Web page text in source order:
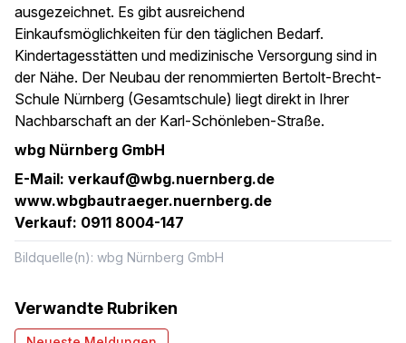
ausgezeichnet. Es gibt ausreichend
Einkaufsmöglichkeiten für den täglichen Bedarf.
Kindertagesstätten und medizinische Versorgung sind in
der Nähe. Der Neubau der renommierten Bertolt-Brecht-
Schule Nürnberg (Gesamtschule) liegt direkt in Ihrer
Nachbarschaft an der Karl-Schönleben-Straße.
wbg Nürnberg GmbH
E-Mail: verkauf@wbg.nuernberg.de
www.wbgbautraeger.nuernberg.de
Verkauf: 0911 8004-147
Bildquelle(n): wbg Nürnberg GmbH
Verwandte Rubriken